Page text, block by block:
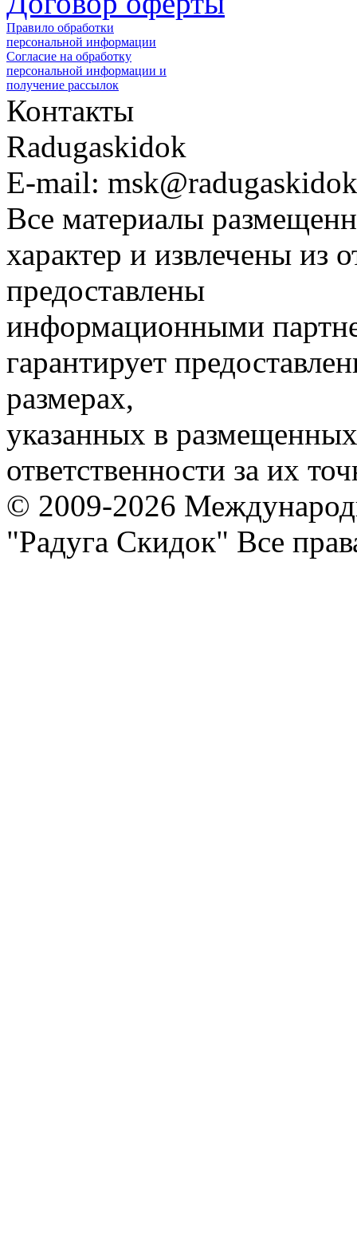
Правило обработки
персональной информации
Согласие на обработку
персональной информации и
получение рассылок
Контакты
Radugaskidok
E-mail:
Все материалы
характер и извлечены из
предоставлены
информационными
гарантирует
размерах,
указанных в
ответственности за их
© 2009-2026
"Радуга Скидок" Все